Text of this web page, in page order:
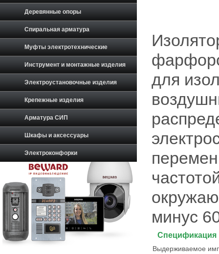
для
минус
Спецификация
Выдерживаемое
Деревянные опоры
Спиральная арматура
Муфты электротехнические
Инструмент и монтажные изделия
Электроустановочные изделия
Крепежные изделия
Арматура СИП
Шкафы и аксессуары
Электроконфорки